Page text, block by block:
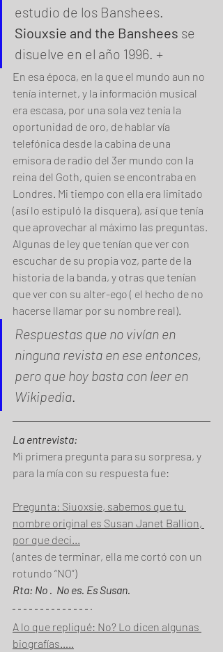
estudio de los Banshees.
Siouxsie and the Banshees se
disuelve en el año 1996. +
En esa época, en la que el mundo aun no
tenía internet, y la información musical
era escasa, por una sola vez tenía la
oportunidad de oro, de hablar vía
telefónica desde la cabina de una
emisora de radio del 3er mundo con la
reina del Goth, quien se encontraba en
Londres. Mi tiempo con ella era limitado
(así lo estipuló la disquera), así que tenía
que aprovechar al máximo las preguntas.
Algunas de ley que tenían que ver con
escuchar de su propia voz, parte de la
historia de la banda, y otras que tenían
que ver con su alter-ego ( el hecho de no
hacerse llamar por su nombre real).
Respuestas que no vivían en
ninguna revista en ese entonces,
pero que hoy basta con leer en
Wikipedia
La entrevista:
Mi primera pregunta para su sorpresa, y
para la mía con su respuesta fue:
Pregunta: Siuoxsie, sabemos que tu
nombre original es Susan Janet Ballion,
por que deci...
(antes de terminar, ella me cortó con un
rotundo “NO”)
Rta: No .  No es. Es Susan.
A lo que repliqué: No? Lo dicen algunas
biografías…..